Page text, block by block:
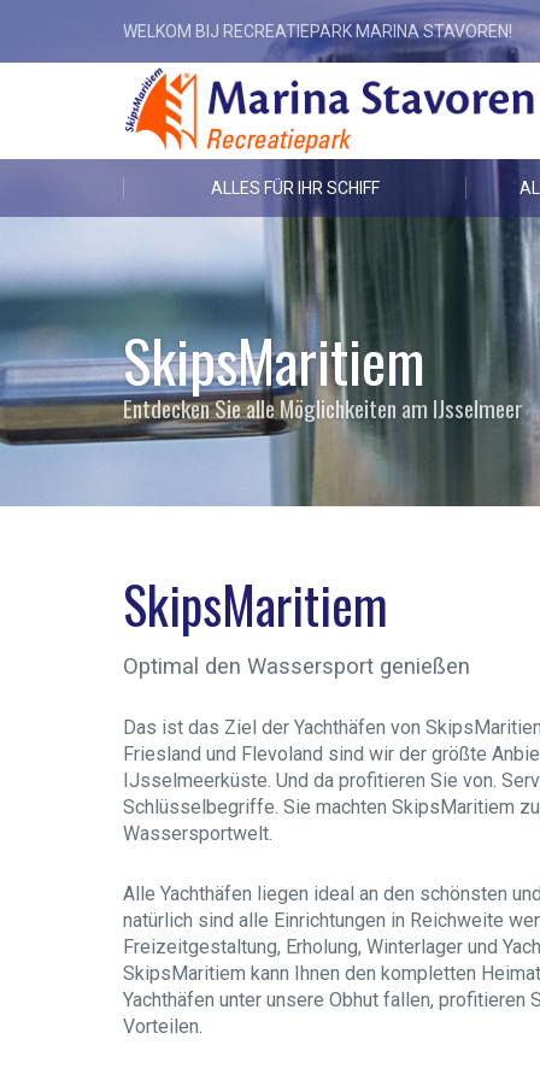
WELKOM BIJ RECREATIEPARK MARINA STAVOREN!
ALLES FÜR IHR SCHIFF
SkipsMaritiem
Entdecken Sie alle Möglichkeiten am IJsselmeer
SkipsMaritiem
Optimal den Wassersport genießen
Das ist das Ziel der Yachthäfen von
Friesland und Flevoland sind wir der größte
IJsselmeerküste. Und da profitieren Sie von.
Schlüsselbegriffe. Sie machten SkipsMaritiem
Wassersportwelt.
Alle Yachthäfen liegen ideal an den schönsten
natürlich sind alle Einrichtungen in Reichweite
Freizeitgestaltung, Erholung, Winterlager und
SkipsMaritiem kann Ihnen den kompletten
Yachthäfen unter unsere Obhut fallen, profitieren
Vorteilen.